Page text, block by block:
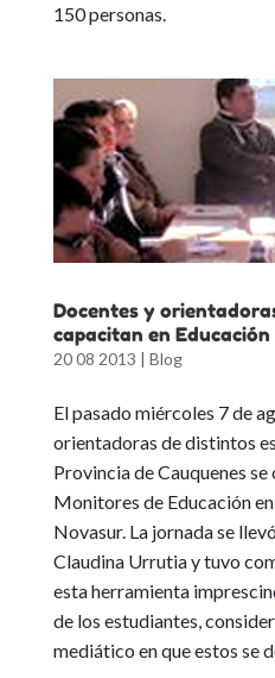
150 personas.
Docentes y
capacitan en Educación
20 08 2013 | Blog
El pasado miércoles 7 de
orientadoras de distintos
Provincia de Cauquenes
Monitores de Educación
Novasur. La jornada se
Claudina Urrutia y tuvo
esta herramienta
de los estudiantes,
mediático en que estos se